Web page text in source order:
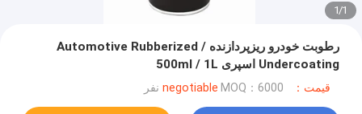
1
/
1
رطوبت خودرو ریزپردازنده / Automotive Rubberized
Undercoating اسپری 500ml / 1L
قیمت：negotiable MOQ：6000 نفر